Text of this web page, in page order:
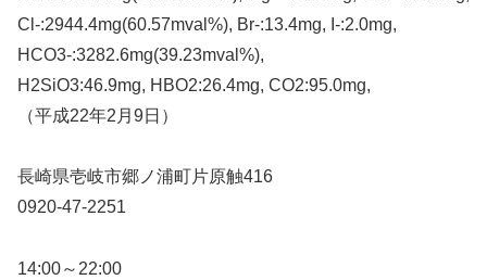
Cl-:2944.4mg(60.57mval%), Br-:13.4mg, I-:2.0mg,
HCO3-:3282.6mg(39.23mval%),
H2SiO3:46.9mg, HBO2:26.4mg, CO2:95.0mg,
（平成22年2月9日）
長崎県壱岐市郷ノ浦町片原触416
0920-47-2251
14:00～22:00